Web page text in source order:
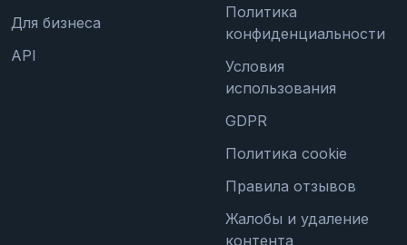
Для бизнеса
API
Политика
конфиденциальности
Условия
использования
GDPR
Политика cookie
Правила отзывов
Жалобы и удаление
контента